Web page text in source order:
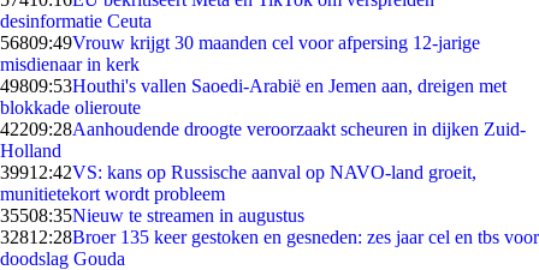
desinformatie Ceuta
56809:49Vrouw krijgt 30 maanden cel voor afpersing 12-jarige
misdienaar in kerk
49809:53Houthi's vallen Saoedi-Arabië en Jemen aan, dreigen met
blokkade olieroute
42209:28Aanhoudende droogte veroorzaakt scheuren in dijken Zuid-
Holland
39912:42VS: kans op Russische aanval op NAVO-land groeit,
munitietekort wordt probleem
35508:35Nieuw te streamen in augustus
32812:28Broer 135 keer gestoken en gesneden: zes jaar cel en tbs voor
doodslag Gouda